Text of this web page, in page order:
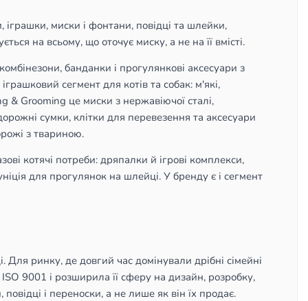
миски і фонтани, повідці та шлейки,
на всьому, що оточує миску, а не на її вмісті.
банданки і прогулянкові аксесуари з
сегмент для котів та собак: м'які,
& Grooming це миски з нержавіючої сталі,
сумки, клітки для перевезення та аксесуари
з твариною.
котячі потреби: дряпалки й ігрові комплекси,
для прогулянок на шлейці. У бренду є і сегмент
ринку, де довгий час домінували дрібні сімейні
9001 і розширила її сферу на дизайн, розробку,
і переноски, а не лише як він їх продає.